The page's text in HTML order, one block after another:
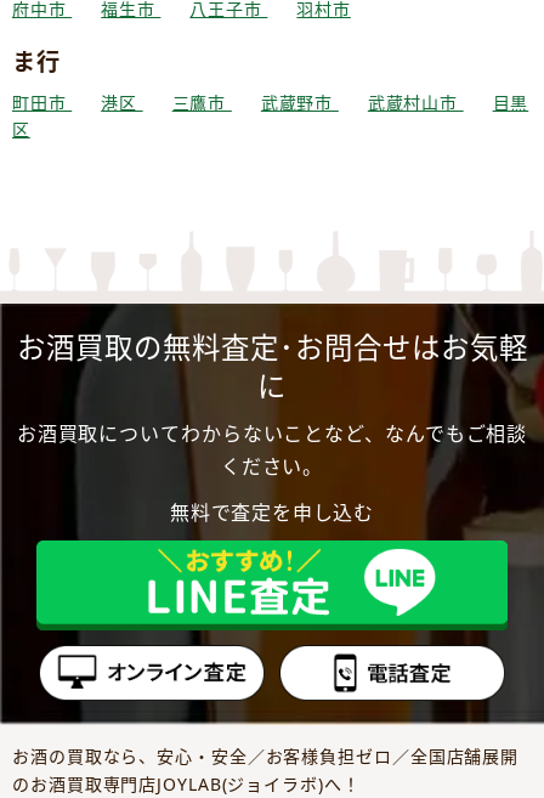
府中市
福生市 八王子市 羽村市
ま行
町田市 港区 三鷹市 武蔵野市 武蔵村山市
目黒
区
お酒買取の無料査定･お問合せはお気軽
に
お酒買取についてわからないことなど、なんでもご相談
ください。
無料で査定を申し込む
お酒の買取なら、安心・安全／お客様負担ゼロ／全国店舗展開
のお酒買取専門店JOYLAB(ジョイラボ)へ！